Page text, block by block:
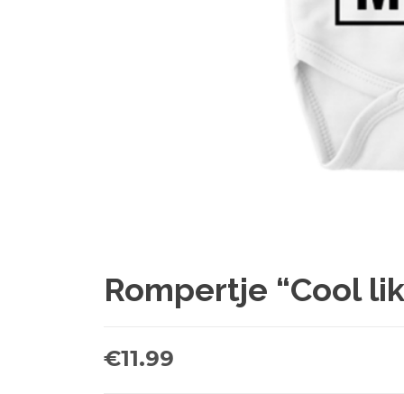
Rompertje “Cool
€11.99